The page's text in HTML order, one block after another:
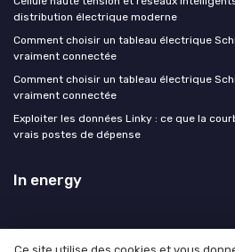
distribution électrique moderne
Comment choisir un tableau électrique
vraiment connectée
Comment choisir un tableau électrique
vraiment connectée
Exploiter les données Linky : ce que la
vrais postes de dépense
In energy